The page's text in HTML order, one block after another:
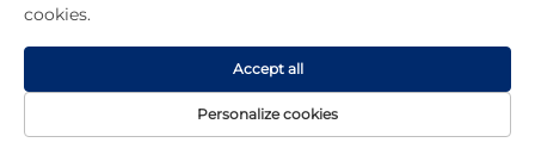
ကြည့်ခြင်းဖြင့် မှန်ကန်စွာ အသုံးမပြုမှု သို့မဟုတ်
အစားထိုးရန် လိုအပ်ကြောင်း ဖော်ပြသည့် ပုံစံများကို
ဖော်ထုတ်နိုင်ပါသည်။ အမြန်နှုန်း၊ ဖိအားနှင့် အအေးခံ
ခြင်း စသည့် အသုံးပြုမှု အခြေအနေများကို သင့်တော်စွာ
ထိန်းသိမ်းခြင်းဖြင့် အစောပိုင်းတွင် ပျက်စီးမှုကို ကာကွယ်
cookies.
Personalize cookies
Accept all